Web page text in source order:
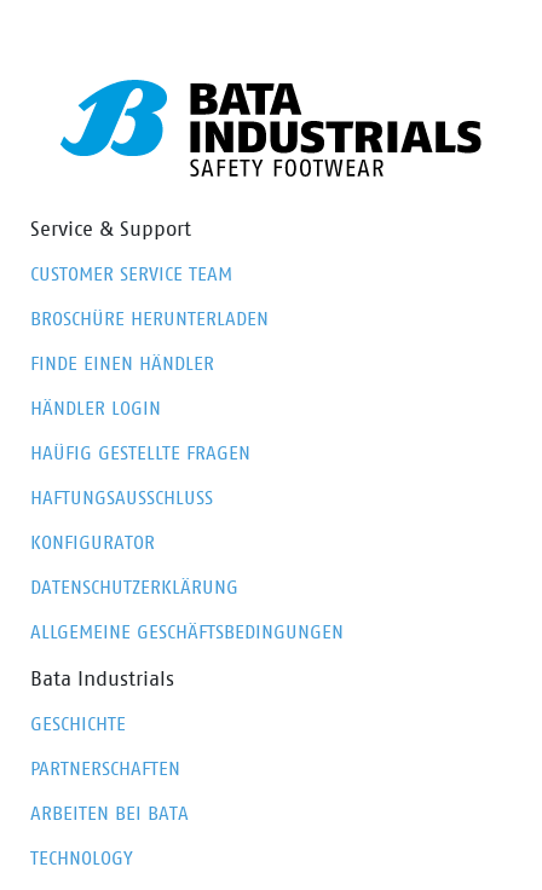
und am Bein bleiben die Füße angenehm komfortabel.
Service & Support
CUSTOMER SERVICE TEAM
BROSCHÜRE HERUNTERLADEN
FINDE EINEN HÄNDLER
HÄNDLER LOGIN
HAÜFIG GESTELLTE FRAGEN
HAFTUNGSAUSSCHLUSS
KONFIGURATOR
DATENSCHUTZERKLÄRUNG
ALLGEMEINE GESCHÄFTSBEDINGUNGEN
Bata Industrials
GESCHICHTE
PARTNERSCHAFTEN
ARBEITEN BEI BATA
TECHNOLOGY